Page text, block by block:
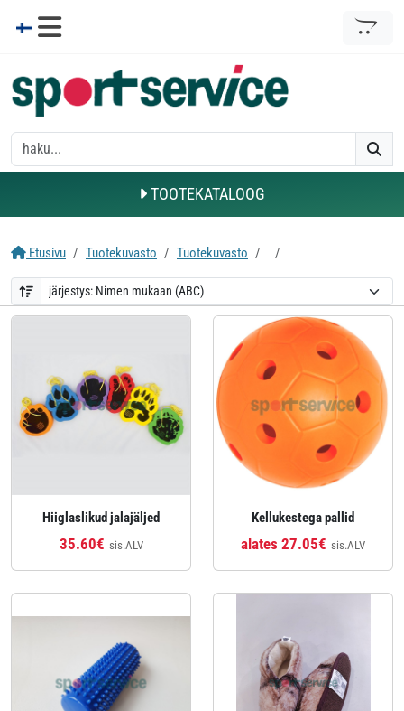
TOOTEKATALOOG
Etusivu Tuotekuvasto Tuotekuvasto
Hiiglaslikud jalajäljed
35.60€ sis.ALV
Kellukestega pallid
alates 27.05€ sis.ALV